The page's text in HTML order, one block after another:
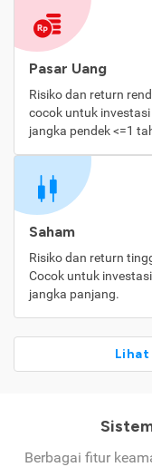
Pasar Uang
Risiko dan return
cocok untuk investasi
jangka pendek <=1
Saham
Risiko dan return
Cocok untuk investasi
jangka panjang.
Lihat
Berbagai fitur